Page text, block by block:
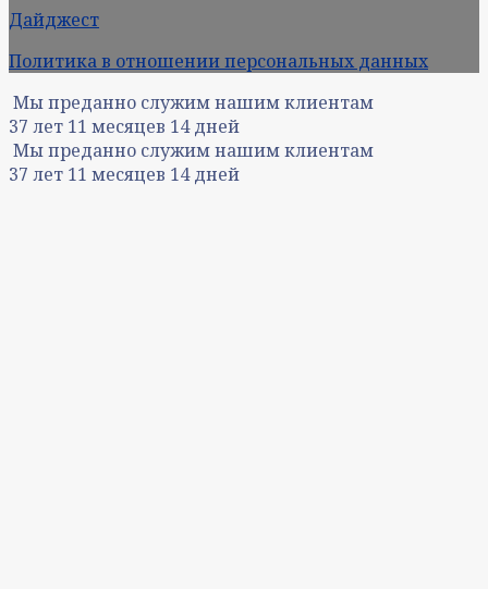
Дайджест
Политика в отношении персональных данных
Мы преданно служим нашим клиентам
37 лет 11 месяцев 14дней
Мы преданно служим нашим клиентам
37 лет 11 месяцев 14дней